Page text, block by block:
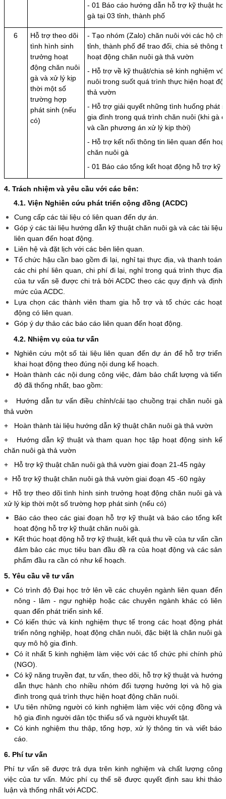
- 01 Báo cáo hướng dẫn hỗ trợ kỹ thuật
gà tại 03 tỉnh, thành phố
6
Hỗ trợ theo dõi
tình hình sinh
trưởng hoạt
động chăn nuôi
gà và xử lý kịp
thời một số
trường hợp
phát sinh (nếu
có)
- Tạo nhóm (Zalo) chăn nuôi với các hộ
tỉnh, thành phố để trao đổi, chia sẻ thông
hoạt động chăn nuôi gà thả vườn
- Hỗ trợ về kỹ thuật/chia sẻ kinh nghiệm
nuôi trong suốt quá trình thực hiện hoạt
thả vườn
- Hỗ trợ giải quyết những tình huống phát
gia đình trong quá trình chăn nuôi (khi gà
và cần phương án xử lý kịp thời)
- Hỗ trợ kết nối thông tin liên quan đến
chăn nuôi gà
- 01 Báo cáo tổng kết hoạt động hỗ trợ kỹ
4. Trách nhiệm và yêu cầu với các bên:
4.1. Viện Nghiên cứu phát triển cộng đồng (ACDC)
Cung cấp các tài liệu có liên quan đến dự án.
Góp ý các tài liệu hướng dẫn kỹ thuật chăn nuôi gà và các tài liệu
liên quan đến hoạt động.
Liên hệ và đặt lịch với các bên liên quan.
Tổ chức hậu cần bao gồm đi lại, nghỉ tại thực địa, và thanh toán
các chi phí liên quan, chi phí đi lại, nghỉ trong quá trình thực địa
của tư vấn sẽ được chi trả bởi ACDC theo các quy định và định
mức của ACDC.
Lựa chọn các thành viên tham gia hỗ trợ và tổ chức các hoạt
động có liên quan.
Góp ý dự thảo các báo cáo liên quan đến hoạt động.
4.2. Nhiệm vụ của tư vấn
Nghiên cứu một số tài liệu liên quan đến dự án để hỗ trợ triển
khai hoạt động theo đúng nội dung kế hoạch.
Hoàn thành các nội dung công việc, đảm bảo chất lượng và tiến
độ đã thống nhất, bao gồm:
+ Hướng dẫn tư vấn điều chỉnh/cải tạo chuồng trại chăn nuôi gà
thả vườn
+ Hoàn thành tài liệu hướng dẫn kỹ thuật chăn nuôi gà thả vườn
+ Hướng dẫn kỹ thuật và tham quan học tập hoạt động sinh kế
chăn nuôi gà thả vườn
+ Hỗ trợ kỹ thuật chăn nuôi gà thả vườn giai đoạn 21-45 ngày
+ Hỗ trợ kỹ thuật chăn nuôi gà thả vườn giai đoạn 45 -60 ngày
+ Hỗ trợ theo dõi tình hình sinh trưởng hoạt động chăn nuôi gà và
xử lý kịp thời một số trường hợp phát sinh (nếu có)
Báo cáo theo các giai đoạn hỗ trợ kỹ thuật và báo cáo tổng kết
hoạt động hỗ trợ kỹ thuật chăn nuôi gà.
Kết thúc hoạt động hỗ trợ kỹ thuật, kết quả thu về của tư vấn cần
đảm bảo các mục tiêu ban đầu đề ra của hoạt động và các sản
phẩm đầu ra cần có như kế hoạch.
5. Yêu cầu về tư vấn
Có trình độ Đại học trở lên về các chuyên ngành liên quan đến
nông - lâm - ngư nghiệp hoặc các chuyên ngành khác có liên
quan đến phát triển sinh kế.
Có kiến thức và kinh nghiệm thực tế trong các hoạt động phát
triển nông nghiệp, hoạt động chăn nuôi, đặc biệt là chăn nuôi gà
quy mô hộ gia đình.
Có ít nhất 5 kinh nghiệm làm việc với các tổ chức phi chính phủ
(NGO).
Có kỹ năng truyền đạt, tư vấn, theo dõi, hỗ trợ kỹ thuật và hướng
dẫn thực hành cho nhiều nhóm đối tượng hưởng lợi và hộ gia
đình trong quá trình thực hiện hoạt động chăn nuôi.
Ưu tiên những người có kinh nghiệm làm việc với cộng đồng và
hộ gia đình người dân tộc thiểu số và người khuyết tật.
Có kinh nghiệm thu thập, tổng hợp, xử lý thông tin và viết báo
cáo.
6. Phí tư vấn
Phí tư vấn sẽ được trả dựa trên kinh nghiệm và chất lượng công
việc của tư vấn. Mức phí cụ thể sẽ được quyết định sau khi thảo
luận và thống nhất với ACDC.